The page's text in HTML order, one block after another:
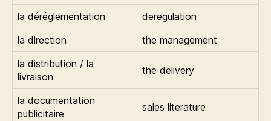
la déréglementation
deregulation
la direction
the management
la distribution / la
livraison
the delivery
la documentation
publicitaire
sales literature